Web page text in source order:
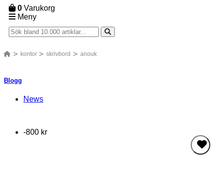
0 Varukorg
Meny
kontor skrivbord anouk
Blogg
News
-800 kr